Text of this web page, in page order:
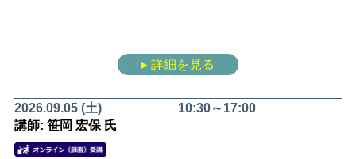
▸ 詳細を見る
2026.09.05 (土)
10:30～17:00
講師: 笹岡 宏保 氏